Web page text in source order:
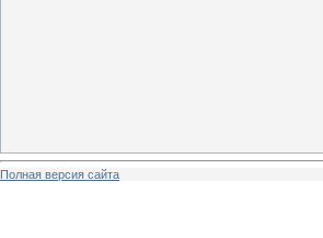
Полная версия сайта